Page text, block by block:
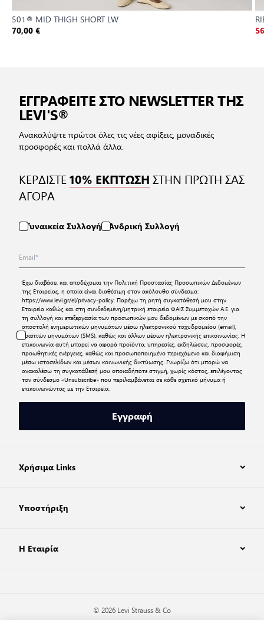
501® MID THIGH SHORT LW
70,00 €
ΕΓΓΡΑΦΕΙΤΕ ΣΤΟ NEWSLETTER ΤΗΣ
LEVI'S®
Ανακαλύψτε πρώτοι όλες τις νέες αφίξεις, μοναδικές
προσφορές και πολλά άλλα.
ΚΕΡΔΙΣΤΕ10% ΕΚΠΤΩΣΗ ΣΤΗΝ ΠΡΩΤΗ ΣΑΣ
ΑΓΟΡΑ
Γυναικεία Συλλογή Ανδρική Συλλογή
Έχω διαβάσει και αποδέχομαι την Πολιτική Προστασίας Προσωπικών Δεδομένων
της Εταιρείας, η οποία είναι διαθέσιμη στον ακόλουθο σύνδεσμο:
https://www.levi.gr/el/privacy-policy. Παρέχω τη ρητή συγκατάθεσή μου στην
Εταιρεία καθώς και στη συνδεδεμένη/μητρική εταιρεία ΦΑΙΣ Συμμετοχών Α.Ε. για
τη συλλογή και επεξεργασία των προσωπικών μου δεδομένων με σκοπό την
αποστολή ενημερωτικών μηνυμάτων μέσω ηλεκτρονικού ταχυδρομείου (email),
γραπτών μηνυμάτων (SMS), καθώς και άλλων μέσων ηλεκτρονικής επικοινωνίας. Η
επικοινωνία αυτή μπορεί να αφορά προϊόντα, υπηρεσίες, εκδηλώσεις, προσφορές,
προωθητικές ενέργειες, καθώς και προσωποποιημένο περιεχόμενο και διαφήμιση
μέσω ιστοσελίδων και μέσων κοινωνικής δικτύωσης. Γνωρίζω ότι μπορώ να
ανακαλέσω τη συγκατάθεσή μου οποιαδήποτε στιγμή, χωρίς κόστος, επιλέγοντας
τον σύνδεσμο «Unsubscribe» που περιλαμβάνεται σε κάθε σχετικό μήνυμα ή
επικοινωνώντας με την Εταιρεία.
Εγγραφή
Χρήσιμα Links
Υποστήριξη
Η Εταιρία
© 2026 Levi Strauss & Co